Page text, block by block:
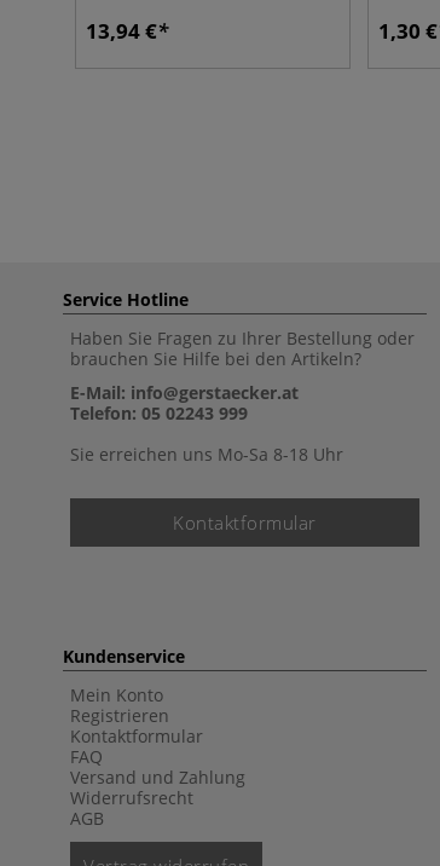
13,94 € 1,30 €
Service Hotline
Haben Sie Fragen zu Ihrer Bestellung oder
brauchen Sie Hilfe bei den Artikeln?
E-Mail: info@gerstaecker.at
Telefon: 05 02243 999
Sie erreichen uns Mo-Sa 8-18 Uhr
Kontaktformular
Kundenservice
Mein Konto
Registrieren
Kontaktformular
FAQ
Versand und Zahlung
Widerrufsrecht
AGB